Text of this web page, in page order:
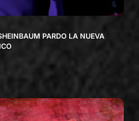
PARDO LA NUEVA